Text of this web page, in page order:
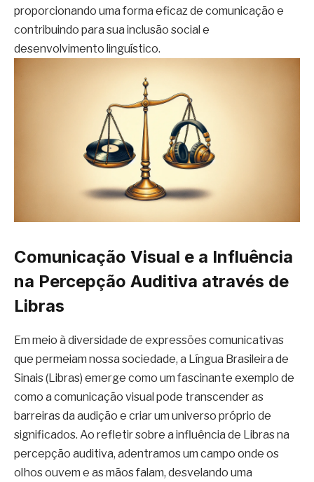
proporcionando uma forma eficaz de comunicação e
contribuindo para sua inclusão social e
desenvolvimento linguístico.
Comunicação Visual e a Influência
na Percepção Auditiva através de
Libras
Em meio à diversidade de expressões comunicativas
que permeiam nossa sociedade, a Língua Brasileira de
Sinais (Libras) emerge como um fascinante exemplo de
como a comunicação visual pode transcender as
barreiras da audição e criar um universo próprio de
significados. Ao refletir sobre a influência de Libras na
percepção auditiva, adentramos um campo onde os
olhos ouvem e as mãos falam, desvelando uma